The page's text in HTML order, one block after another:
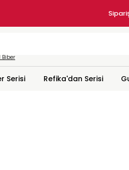
Biber
Serisi Refika'dan Serisi